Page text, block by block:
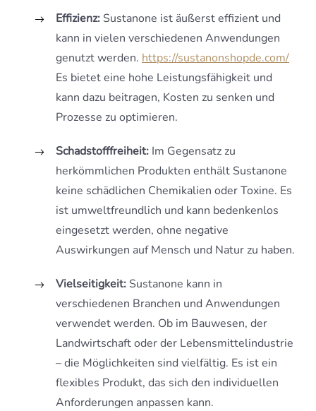
Effizienz: Sustanone ist äußerst effizient und
kann in vielen verschiedenen Anwendungen
genutzt werden. https://sustanonshopde.com/
Es bietet eine hohe Leistungsfähigkeit und
kann dazu beitragen, Kosten zu senken und
Prozesse zu optimieren.
Schadstofffreiheit: Im Gegensatz zu
herkömmlichen Produkten enthält Sustanone
keine schädlichen Chemikalien oder Toxine. Es
ist umweltfreundlich und kann bedenkenlos
eingesetzt werden, ohne negative
Auswirkungen auf Mensch und Natur zu haben.
Vielseitigkeit: Sustanone kann in
verschiedenen Branchen und Anwendungen
verwendet werden. Ob im Bauwesen, der
Landwirtschaft oder der Lebensmittelindustrie
– die Möglichkeiten sind vielfältig. Es ist ein
flexibles Produkt, das sich den individuellen
Anforderungen anpassen kann.